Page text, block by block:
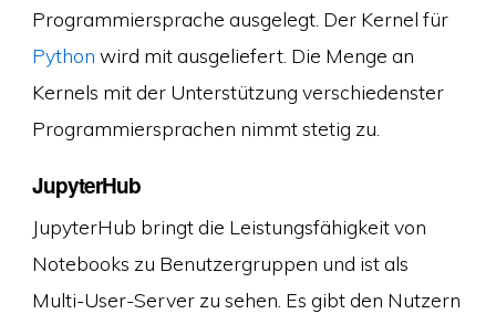
Programmiersprache ausgelegt. Der Kernel für
Python wird mit ausgeliefert. Die Menge an
Kernels mit der Unterstützung verschiedenster
Programmiersprachen nimmt stetig zu.
JupyterHub
JupyterHub bringt die Leistungsfähigkeit von
Notebooks zu Benutzergruppen und ist als
Multi-User-Server zu sehen. Es gibt den Nutzern